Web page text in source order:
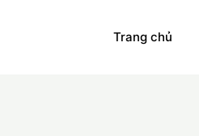
Trang chủ